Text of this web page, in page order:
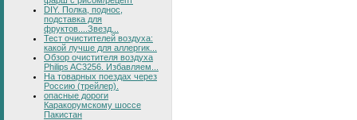
DIY. Полка, поднос,
подставка для
фруктов....Звезд...
Тест очистителей воздуха:
какой лучше для аллергик...
Обзор очистителя воздуха
Philips AC3256. Избавляем...
На товарных поездах через
Россию (трейлер).
опасные дороги
Каракорумскому шоссе
Пакистан